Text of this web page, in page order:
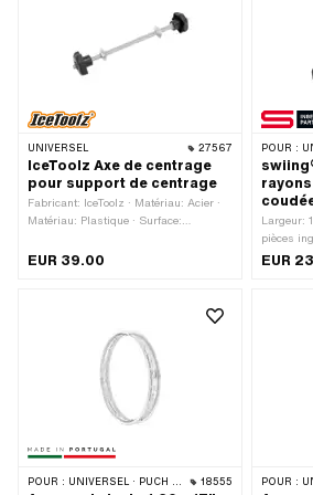
UNIVERSEL 27567
IceToolz Axe de centrage
pour support de centrage
Fabricant: IceToolz · Matériau: Acier ·
Matériau: Plastique · Surface:
Longueur totale: 220 mm
EUR 39.00
POUR :
Largeur:
pièces
Surface:
EUR
POUR : UNIVERSEL · PUCH · SACHS · ZÜNDAPP BELMONDO 18555 POUR :